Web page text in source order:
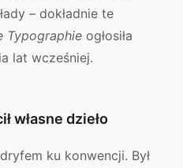
– dokładnie te
Typographie ogłosiła
lat wcześniej.
własne dzieło
ku konwencji. Był